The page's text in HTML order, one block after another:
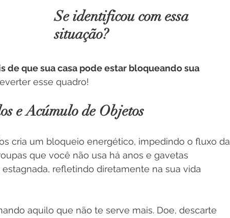
Se identificou com essa
situação?
de que sua casa pode estar bloqueando sua
esse quadro!
e Acúmulo de Objetos
cria um bloqueio energético, impedindo o fluxo da
que você não usa há anos e gavetas
refletindo diretamente na sua vida
aquilo que não te serve mais. Doe, descarte